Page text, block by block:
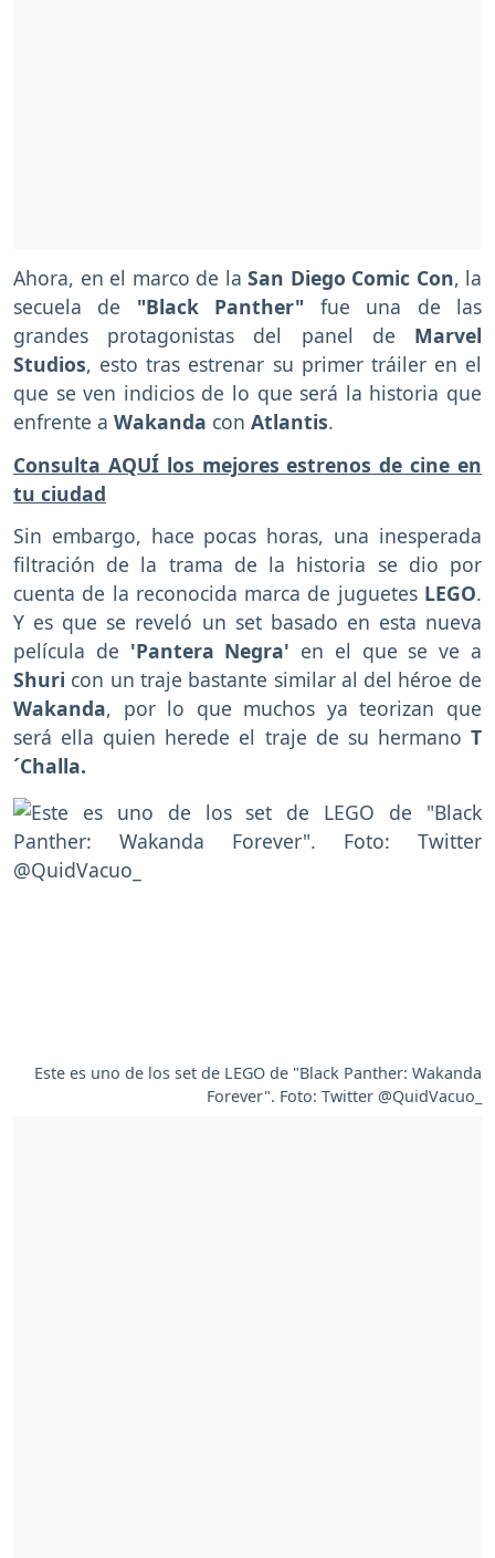
Ahora, en el marco de la San Diego Comic Con, la
secuela de "Black Panther" fue una de las
grandes protagonistas del panel de Marvel
Studios, esto tras estrenar su primer tráiler en el
que se ven indicios de lo que será la historia que
enfrente a Wakanda con Atlantis.
Consulta AQUÍ los mejores estrenos de cine en
tu ciudad
Sin embargo, hace pocas horas, una inesperada
filtración de la trama de la historia se dio por
cuenta de la reconocida marca de juguetes LEGO.
Y es que se reveló un set basado en esta nueva
película de 'Pantera Negra' en el que se ve a
Shuri con un traje bastante similar al del héroe de
Wakanda, por lo que muchos ya teorizan que
será ella quien herede el traje de su hermano T
´Challa.
Este es uno de los set de LEGO de "Black Panther: Wakanda
Forever". Foto: Twitter @QuidVacuo_